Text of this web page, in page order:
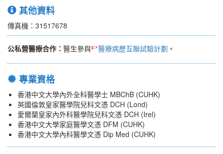
其他資料
傳真機：31517678
公私營醫療合作： 醫生參與 醫療病歷互聯試驗計劃 。
專業資格
香港中文大學內外全科醫學士 MBChB (CUHK)
英國倫敦皇家醫學院兒科文憑 DCH (Lond)
愛爾蘭皇家內外科醫學院兒科文憑 DCH (Irel)
香港中文大學家庭醫學文憑 DFM (CUHK)
香港中文大學內科醫學文憑 Dip Med (CUHK)